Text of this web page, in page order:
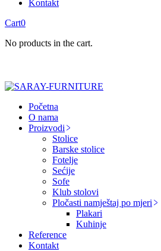
Kontakt
Cart0
No products in the cart.
Početna
O nama
Proizvodi
Stolice
Barske stolice
Fotelje
Sećije
Sofe
Klub stolovi
Pločasti namještaj po mjeri
Plakari
Kuhinje
Reference
Kontakt